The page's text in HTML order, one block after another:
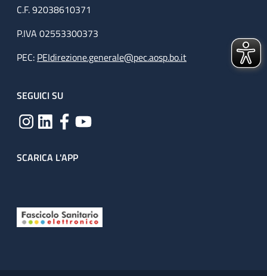
C.F. 92038610371
P.IVA 02553300373
PEC: PEIdirezione.generale@pec.aosp.bo.it
SEGUICI SU
SCARICA L'APP